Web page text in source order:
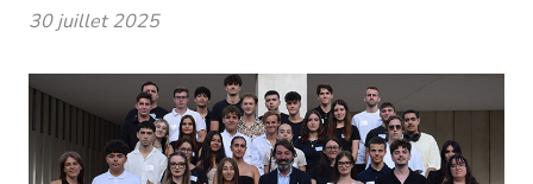
30 juillet 2025